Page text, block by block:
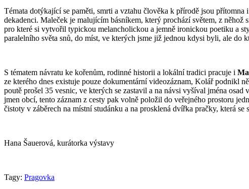
Témata dotýkající se paměti, smrti a vztahu člověka k přírodě jsou přítomna
dekadenci. Maleček je malujícím básníkem, který prochází světem, z
pro které si vytvořil typickou melancholickou a jemně ironickou poetiku a
paralelního světa snů, do míst, ve kterých jsme již jednou kdysi byli, ale do
S tématem návratu ke kořenům, rodinné historii a lokální tradici pracuje i
ze kterého dnes existuje pouze dokumentární videozáznam, Kolář podnikl
poutě prošel 35 vesnic, ve kterých se zastavil a na návsi vyšíval jména
jmen obcí, tento záznam z cesty pak volně položil do veřejného prostoru
čistoty v záběrech na místní studánku a na prosklená dvířka pračky, která
Hana Šauerová, kurátorka výstavy
Tagy: Pragovka